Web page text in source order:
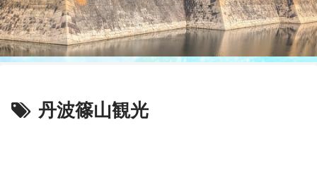
丹波篠山観光